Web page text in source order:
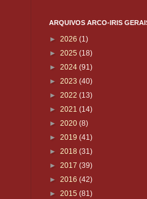
ARQUIVOS ARCO-IRIS
► 2026 (1)
► 2025 (18)
► 2024 (91)
► 2023 (40)
► 2022 (13)
► 2021 (14)
► 2020 (8)
► 2019 (41)
► 2018 (31)
► 2017 (39)
► 2016 (42)
► 2015 (81)